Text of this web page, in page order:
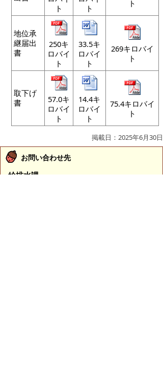
ト
ト
ト
地位承
継届出
書
250キ
ロバイ
ト
33.5キ
ロバイ
ト
269キロバイ
ト
取下げ
書
57.0キ
ロバイ
ト
14.4キ
ロバイ
ト
75.4キロバイ
ト
掲載日：2025年6月30日
お問い合わせ先
給排水課